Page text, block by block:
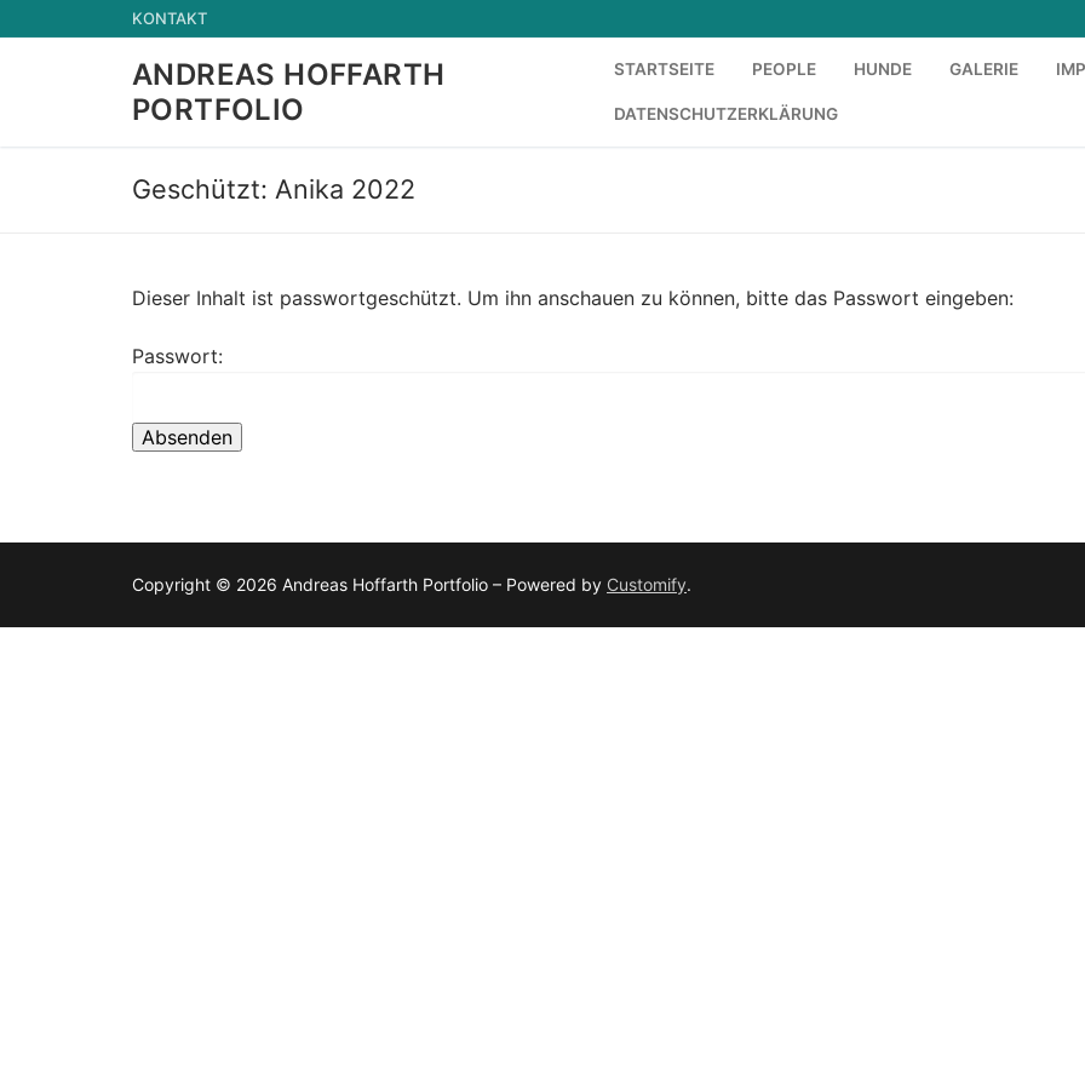
Inhalt
KONTAKT
ANDREAS HOFFARTH
PORTFOLIO
STARTSEITE PEOPLE HUNDE GALERIE
DATENSCHUTZERKLÄRUNG
Geschützt: Anika 2022
Dieser Inhalt ist passwortgeschützt. Um ihn anschauen zu können, bitte das Passwort eingeben:
Passwort:
Copyright © 2026 Andreas Hoffarth Portfolio – Powered by Customify.